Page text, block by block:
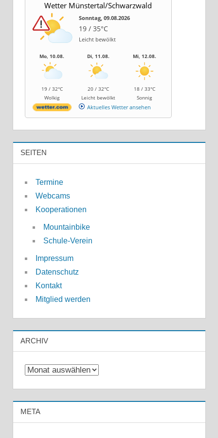
Wetter Münstertal/Schwarzwald
Sonntag, 09.08.2026
19 / 35°C
Leicht bewölkt
Mo, 10.08.
19 / 32°C
Wolkig
Di, 11.08.
20 / 32°C
Leicht bewölkt
Mi, 12.08.
18 / 33°C
Sonnig
Aktuelles Wetter ansehen
SEITEN
Termine
Webcams
Kooperationen
Mountainbike
Schule-Verein
Impressum
Datenschutz
Kontakt
Mitglied werden
ARCHIV
Archiv
META